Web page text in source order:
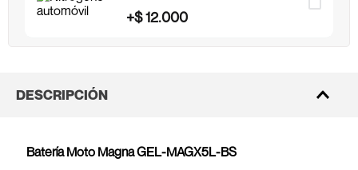
+$12.000
DESCRIPCIÓN
Batería Moto Magna GEL-MAGX5L-BS